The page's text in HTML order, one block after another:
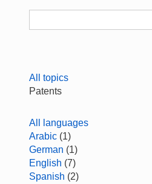
All topics
Patents
All languages
Arabic (1)
German (1)
English (7)
Spanish (2)